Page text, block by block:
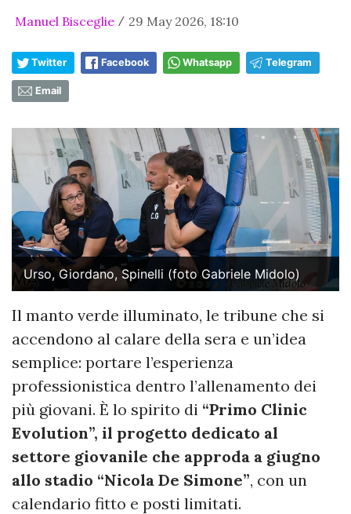
Manuel Bisceglie / 29 May 2026, 18:10
Twitter Facebook Whatsapp Telegram
Email
Urso, Giordano, Spinelli (foto Gabriele Midolo)
Il manto verde illuminato, le tribune che si
accendono al calare della sera e un’idea
semplice: portare l’esperienza
professionistica dentro l’allenamento dei
più giovani. È lo spirito di “Primo Clinic
Evolution”, il progetto dedicato al
settore giovanile che approda a giugno
allo stadio “Nicola De Simone”, con un
calendario fitto e posti limitati.